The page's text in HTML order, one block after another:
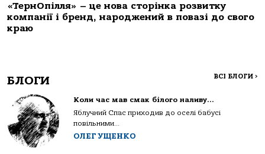
«ТернОпілля» – це нова сторінка розвитку
компанії і бренд, народжений в повазі до свого
краю
БЛОГИ ВСІ БЛОГИ >
Коли час мав смак білого наливу…
Яблучний Спас приходив до оселі бабусі
повільними...
ОЛЕГ УЩЕНКО